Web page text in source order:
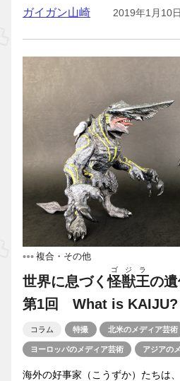
ガイガン山崎 2019年1月10
複合・その他
世界に息づく怪獣王
ゴジラ
の
第1回 What is KAIJU?
コラム 特撮 北米のメディア芸術
ヨーロッパのメディア芸術 アジアの
海外の好事家（こうずか）たちは